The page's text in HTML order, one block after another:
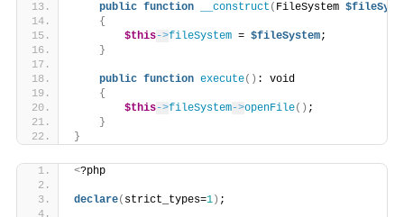
public function __construct ( FileSystem
{
$this->fileSystem = $fileSystem;
}
public function execute() : void
{
$this->fileSystem->openFile() ;
}
}
<?php
declare( strict_types=1) ;